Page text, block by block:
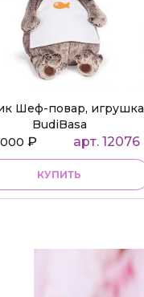
Шеф-повар, игрушка
BudiBasa
₽ арт. 12076
КУПИТЬ